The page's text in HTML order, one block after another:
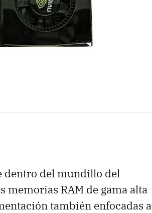
dentro del mundillo del
memorias RAM de gama alta
también enfocadas a